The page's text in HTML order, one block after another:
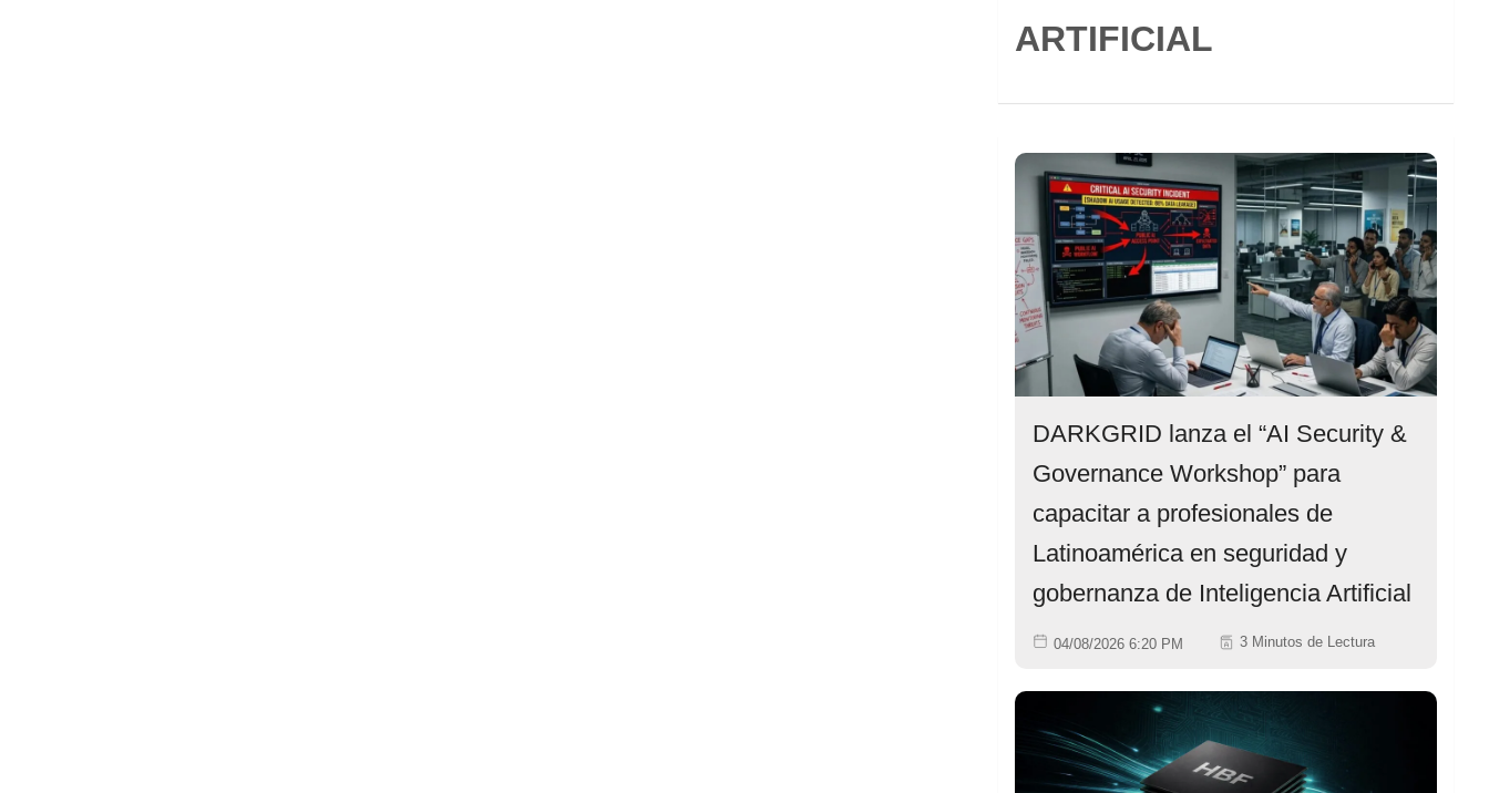
ARTIFICIAL
DARKGRID lanza el “AI Security &
Governance Workshop” para
capacitar a profesionales de
Latinoamérica en seguridad y
gobernanza de Inteligencia Artificial
04/08/2026 6:20 PM 3 Minutos de Lectura